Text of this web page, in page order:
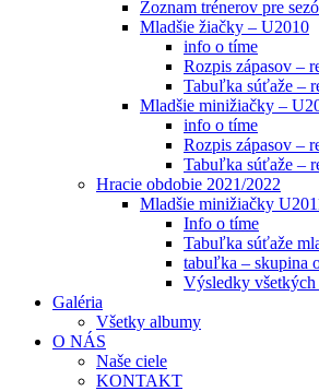
Zoznam trénerov pre
Mladšie žiačky – U2010
info o tíme
Rozpis zápasov –
Tabuľka súťaže –
Mladšie minižiačky –
info o tíme
Rozpis zápasov –
Tabuľka súťaže –
Hracie obdobie 2021/2022
Mladšie minižiačky
Info o tíme
Tabuľka súťaže
tabuľka – skupina
Výsledky všetkých
Galéria
Všetky albumy
O NÁS
Naše ciele
KONTAKT